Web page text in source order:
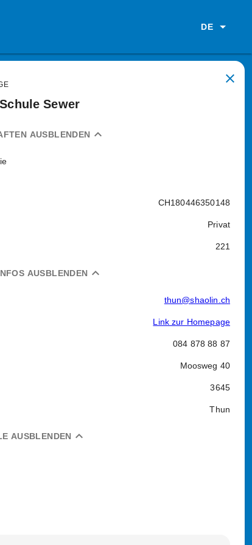
DE
close
Sewer
expand_less
AUSBLENDEN
CH180446350148
Privat
221
expand_less
AUSBLENDEN
thun@shaolin.ch
Link zur Homepage
084 878 88 87
Moosweg 40
3645
Thun
expand_less
AUSBLENDEN